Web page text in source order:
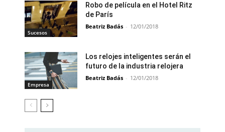
Sucesos
Robo de película en el Hotel Ritz
de París
Beatriz Badás - 12/01/2018
Empresa
Los relojes inteligentes serán el
futuro de la industria relojera
Beatriz Badás - 12/01/2018